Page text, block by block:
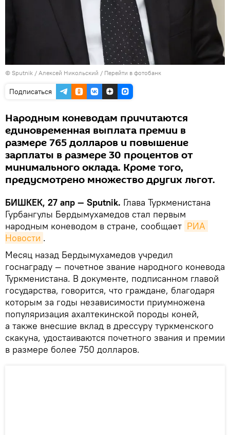
© Sputnik / Алексей Никольский / Перейти в фотобанк
Подписаться
Народным коневодам причитаются
единовременная выплата премии в
размере 765 долларов и повышение
зарплаты в размере 30 процентов от
минимального оклада. Кроме того,
предусмотрено множество других льгот.
БИШКЕК, 27 апр — Sputnik. Глава Туркменистана
Гурбангулы Бердымухамедов стал первым
народным коневодом в стране, сообщает РИА
Новости .
Месяц назад Бердымухамедов учредил
госнаграду — почетное звание народного коневода
Туркменистана. В документе, подписанном главой
государства, говорится, что граждане, благодаря
которым за годы независимости приумножена
популяризация ахалтекинской породы коней,
а также внесшие вклад в дрессуру туркменского
скакуна, удостаиваются почетного звания и премии
в размере более 750 долларов.